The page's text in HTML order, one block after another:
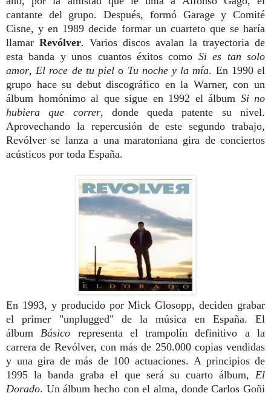
cantante del grupo. Después, formó Garage y Comité
Cisne, y en 1989 decide formar un cuarteto que se haría
llamar Revólver. Varios discos avalan la trayectoria de
esta banda y unos cuantos éxitos como Si es tan solo
amor,El roce de tu pielo Tu noche y la mía. En 1990 el
grupo hace su debut discográfico en la Warner, con un
álbum homónimo al que sigue en 1992 el álbum Si no
hubiera que correr, donde queda patente su nivel.
Aprovechando la repercusión de este segundo trabajo,
Revólver se lanza a una maratoniana gira de conciertos
acústicos por toda España.
En 1993, y producido por Mick Glosopp, deciden grabar
el primer "unplugged" de la música en España. El
álbumBásico representa el trampolín definitivo a la
carrera de Revólver, con más de 250.000 copias vendidas
y una gira de más de 100 actuaciones. A principios de
1995 la banda graba el que será su cuarto álbum, El
Dorado. Un álbum hecho con el alma, donde Carlos Goñi